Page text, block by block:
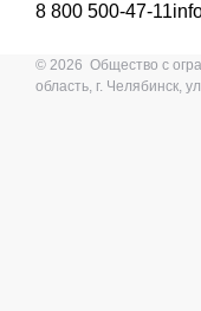
8 800 500-47-11
© 2026 Общество с
область, г. Челябинск,